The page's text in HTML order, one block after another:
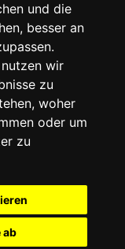
und die
besser an
wir
zu
woher
oder um
zu
ab
para
y reforzar su
deportivas.